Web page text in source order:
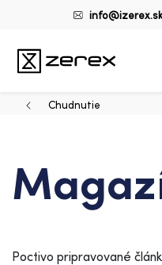
Chudnutie
Poctivo pripravované